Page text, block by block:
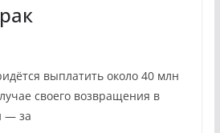
выплатить около 40 млн
своего возвращения в
— за